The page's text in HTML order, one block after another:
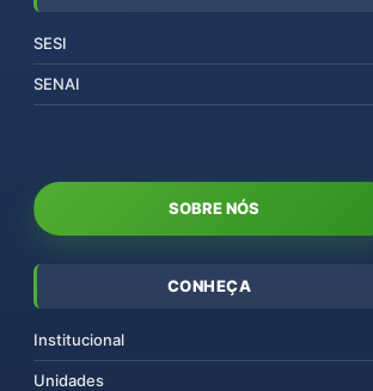
SESI
SENAI
SOBRE NÓS
CONHEÇA
Institucional
Unidades